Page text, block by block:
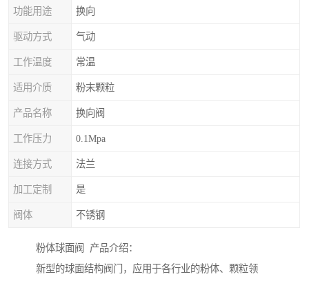
功能用途 换向
驱动方式 气动
工作温度 常温
适用介质 粉末颗粒
产品名称 换向阀
工作压力 0.1Mpa
连接方式 法兰
加工定制 是
阀体 不锈钢
粉体球面阀 产品介绍：
新型的球面结构阀门，应用于各行业的粉体、颗粒领